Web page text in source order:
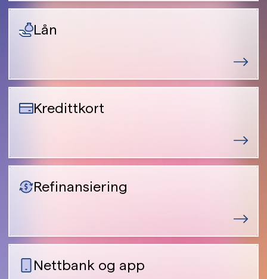
Lån
Kredittkort
Refinansiering
Nettbank og app